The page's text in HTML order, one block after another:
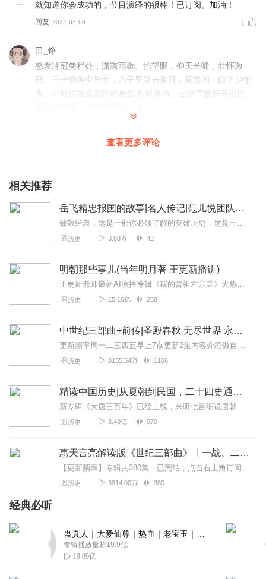
就知道你会成功的，节目演绎的很棒！已订阅。加油！
回复 2022-05-06 1
田_铮
怒发冲冠凭栏处，潇潇雨歇。抬望眼，仰天长啸，壮怀激
烈。三十功名尘与土，八千里路云和月，莫等闲，白了少年
头。小时候最喜爱的就是岳飞/杨家将。主播声音好有磁性，
回复
很棒，很喜欢，继续加油！
查看更多评论
相关推荐
岳飞精忠报国的故事|名人传记|范儿悦团队演播
致敬经典，这是一部你必须了解的英雄历史，这是一部通俗易懂且打动人心的名人传记！本书主要讲述一代民族英雄岳飞，从一个贫家之子成长为一代名将，从精忠报国，...
历史 3.88万 42
明朝那些事儿(当年明月著 王更新播讲)
王更新老师最新AI演播专辑《我的曾祖左宗棠》火热更新中！从曾孙视角看帝国脊梁左宗棠的B面人生！【大咖推荐】明月的写作不仅笔锋活泼幽默，而且加进了自己的感悟，这就...
历史 15.16亿 268
中世纪三部曲+前传|圣殿春秋 无尽世界 永恒火焰 暗夜与黎明|惠天言亮解读版
更新频率周一二三四五早上7点更新2集内容介绍做自己喜欢的事，直到世界为你改变。言亮、惠天，为你解读世界级畅销IP--肯·福莱特《中世纪三部曲》+前传《暗夜与...
历史 8155.54万 1106
精读中国历史|从夏朝到民国，二十四史通史解析，中华上下五千年
新专辑《大唐三百年》已经上线，来听七言细说唐朝三百年历史吧。点击即可跳转收听。【精读中国历史】立足正史，现代阐释。溯本清源，守正创新。比小说还精彩的正说中国历...
历史 3.40亿 970
惠天言亮解读版《世纪三部曲》丨一战、二战、冷战
【更新频率】专辑共380集，已完结，点击右上角订阅按钮，VIP免费听！【社群福利】2024熊猫君听书社群全新升级，欢迎熊猫君的粉丝听友们入群交流，更多新鲜玩法和...
历史 3814.00万 380
经典必听
专辑播放量超19.9亿
19.09亿